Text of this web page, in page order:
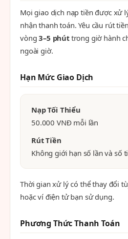
Mọi giao dịch nạp tiền được xử
nhận thanh toán. Yêu cầu rút
vòng3–5 phúttrong giờ hành
ngoài giờ.
Hạn Mức Giao Dịch
Nạp Tối Thiểu
50.000 VNĐ mỗi lần
Rút Tiền
Không giới hạn số lần và số
Thời gian xử lý có thể thay đổi
hoặc ví điện tử bạn sử dụng.
Phương Thức Thanh Toán